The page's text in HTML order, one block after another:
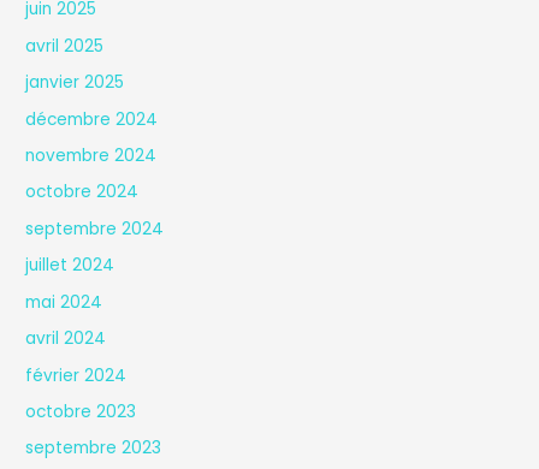
juin 2025
avril 2025
janvier 2025
décembre 2024
novembre 2024
octobre 2024
septembre 2024
juillet 2024
mai 2024
avril 2024
février 2024
octobre 2023
septembre 2023